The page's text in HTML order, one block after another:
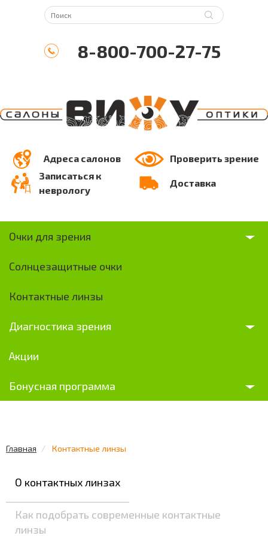
8-800-700-27-75
Адреса салонов
Проверить зрение
Записаться к
неврологу
Доставка
Очки для зрения
Солнцезащитные очки
Контактные линзы
Диагностика зрения
Акции
Бонусная программа
Главная Контактные линзы
О контактных линзах
Как подобрать современные контактные
линзы